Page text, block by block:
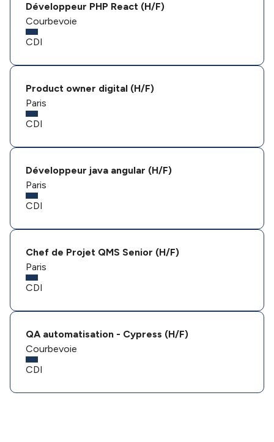
Développeur PHP React (H/F)
Courbevoie
CDI
Product owner digital (H/F)
Paris
CDI
Développeur java angular (H/F)
Paris
CDI
Chef de Projet QMS Senior (H/F)
Paris
CDI
QA automatisation - Cypress (H/F)
Courbevoie
CDI